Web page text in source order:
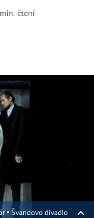
čtení
▪ Švandovo divadlo